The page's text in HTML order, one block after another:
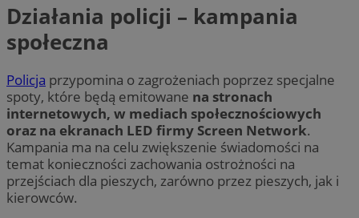
Działania policji – kampania
społeczna
Policja przypomina o zagrożeniach poprzez specjalne
spoty, które będą emitowane na stronach
internetowych, w mediach społecznościowych
oraz na ekranach LED firmy Screen Network.
Kampania ma na celu zwiększenie świadomości na
temat konieczności zachowania ostrożności na
przejściach dla pieszych, zarówno przez pieszych, jak i
kierowców.